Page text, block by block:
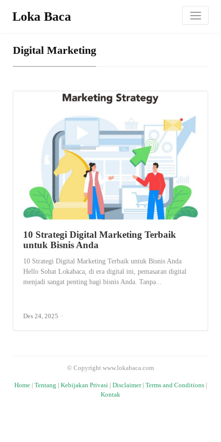
Loka Baca
Digital Marketing
10 Strategi Digital Marketing Terbaik
untuk Bisnis Anda
10 Strategi Digital Marketing Terbaik untuk Bisnis Anda
Hello Sobat Lokabaca, di era digital ini, pemasaran digital
menjadi sangat penting bagi bisnis Anda. Tanpa...
Des 24, 2025
© Copyright www.lokabaca.com
Home| Tentang Kebijakan Privasi| Disclaimer| Terms and Conditions|
Kontak